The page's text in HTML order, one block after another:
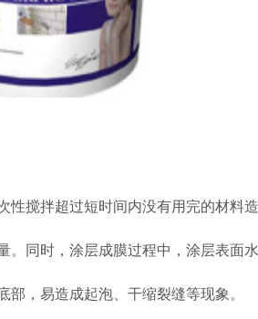
搅拌超过短时间内没有用完的材料
同时，涂层成膜过程中，涂层表面
，易造成起泡、干缩裂缝等现象。